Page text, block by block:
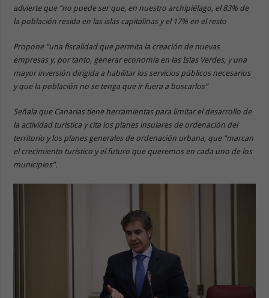
advierte que “no puede ser que, en nuestro archipiélago, el 83% de
la población resida en las islas capitalinas y el 17% en el resto
Propone “una fiscalidad que permita la creación de nuevas
empresas y, por tanto, generar economía en las Islas Verdes, y una
mayor inversión dirigida a habilitar los servicios públicos necesarios
y que la población no se tenga que ir fuera a buscarlos”
Señala que Canarias tiene herramientas para limitar el desarrollo de
la actividad turística y cita los planes insulares de ordenación del
territorio y los planes generales de ordenación urbana, que “marcan
el crecimiento turístico y el futuro que queremos en cada uno de los
municipios”.